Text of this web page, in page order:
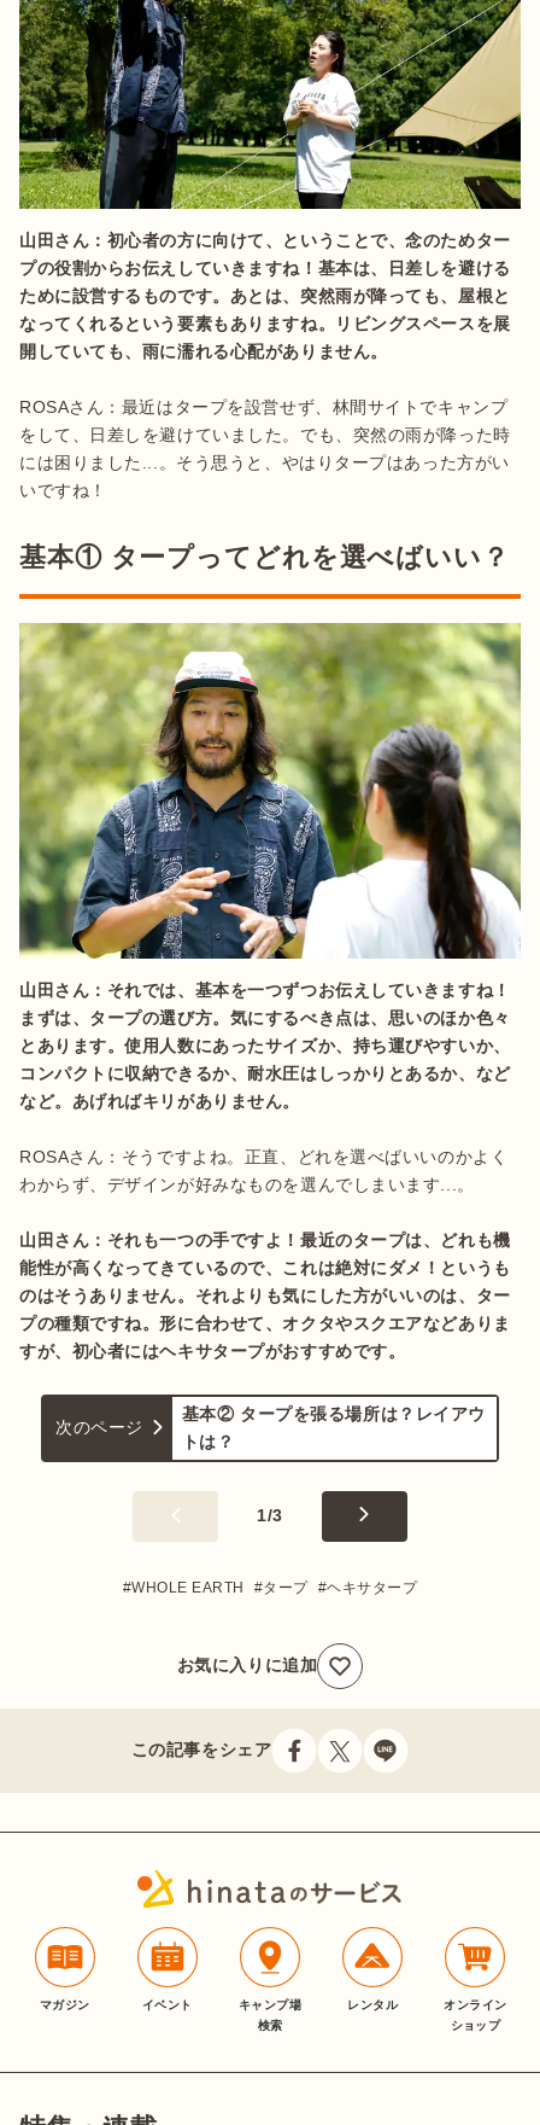
山田さん：初心者の方に向けて、ということで、念のためター
プの役割からお伝えしていきますね！基本は、日差しを避ける
ために設営するものです。あとは、突然雨が降っても、屋根と
なってくれるという要素もありますね。リビングスペースを展
開していても、雨に濡れる心配がありません。
ROSAさん：最近はタープを設営せず、林間サイトでキャンプ
をして、日差しを避けていました。でも、突然の雨が降った時
には困りました...。そう思うと、やはりタープはあった方がい
いですね！
基本① タープってどれを選べばいい？
山田さん：それでは、基本を一つずつお伝えしていきますね！
まずは、タープの選び方。気にするべき点は、思いのほか色々
とあります。使用人数にあったサイズか、持ち運びやすいか、
コンパクトに収納できるか、耐水圧はしっかりとあるか、など
など。あげればキリがありません。
ROSAさん：そうですよね。正直、どれを選べばいいのかよく
わからず、デザインが好みなものを選んでしまいます...。
山田さん：それも一つの手ですよ！最近のタープは、どれも機
能性が高くなってきているので、これは絶対にダメ！というも
のはそうありません。それよりも気にした方がいいのは、ター
プの種類ですね。形に合わせて、オクタやスクエアなどありま
すが、初心者にはヘキサタープがおすすめです。
次のページ
基本② タープを張る場所は？レイアウ
トは？
1/3
WHOLE EARTH タープ ヘキサタープ
お気に入りに追加
この記事をシェア
マガジン イベント
キャンプ場
検索
レンタル
オンライン
ショップ